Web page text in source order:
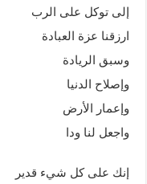
إلى توكل على الرب
ارزقنا عزة العبادة
وسبق الريادة
وإصلاح الدنيا
وإعمار الأرض
واجعل لنا ودا
إنك على كل شيء قدير